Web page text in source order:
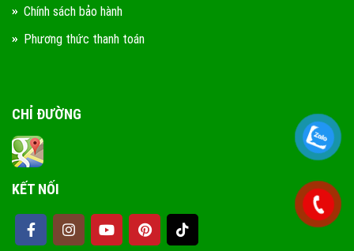
Chính sách bảo hành
Phương thức thanh toán
CHỈ ĐƯỜNG
KẾT NỐI